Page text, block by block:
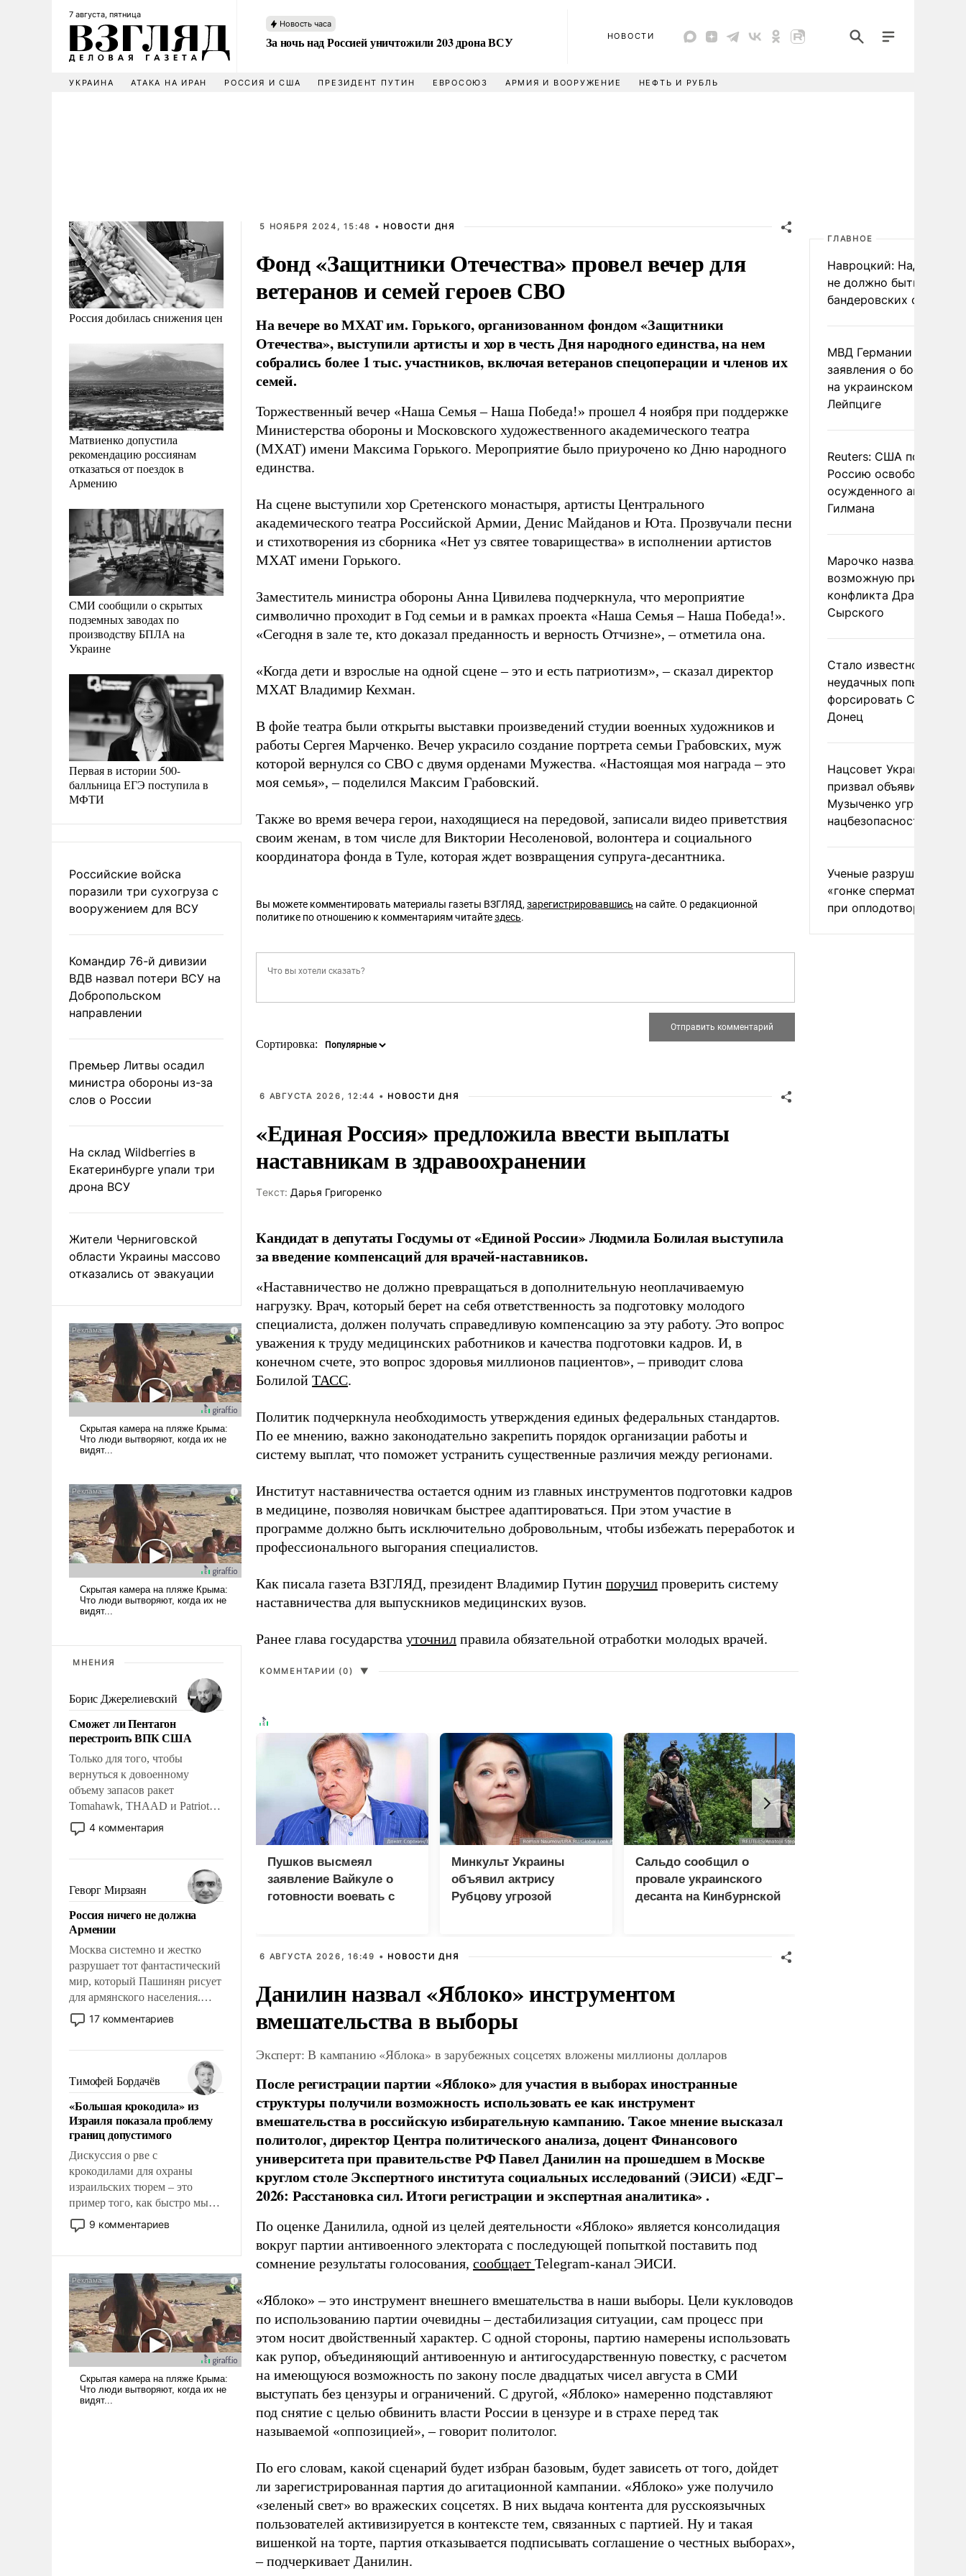
7 августа, пятница
Новость часа
За ночь над Россией уничтожили 203 дрона ВСУ НОВОСТИ
УКРАИНА АТАКА НА ИРАН РОССИЯ И США ПРЕЗИДЕНТ ПУТИН ЕВРОСОЮЗ АРМИЯ И ВООРУЖЕНИЕ НЕФТЬ И РУБЛЬ
Россия добилась снижения цен
Матвиенко допустила
рекомендацию россиянам
отказаться от поездок в
Армению
СМИ сообщили о скрытых
подземных заводах по
производству БПЛА на
Украине
Первая в истории 500-
балльница ЕГЭ поступила в
МФТИ
Российские войска
поразили три сухогруза с
вооружением для ВСУ
Командир 76-й дивизии
ВДВ назвал потери ВСУ на
Добропольском
направлении
Премьер Литвы осадил
министра обороны из-за
слов о России
На склад Wildberries в
Екатеринбурге упали три
дрона ВСУ
Жители Черниговской
области Украины массово
отказались от эвакуации
МНЕНИЯ
Борис Джерелиевский
Сможет ли Пентагон
перестроить ВПК США
Только для того, чтобы
вернуться к довоенному
объему запасов ракет
Tomahawk, THAAD и Patriot
США потребуется более трех
лет. Даже небольшая война с
Сложившаяся ситуация
означает многолетний период
уязвимости США, например,
перед Китаем.
4 комментария
Геворг Мирзаян
Россия ничего не должна
Армении
Москва системно и жестко
разрушает тот фантастический
мир, который Пашинян рисует
для армянского населения.
Мир, где политические
прожекты будут безусловно
налогоплательщиков и где
Еревану за свои поступки не
нужно отвечать.
17 комментариев
Тимофей Бордачёв
«Большая крокодила» из
Израиля показала проблему
границ допустимого
Дискуссия о рве с
крокодилами для охраны
израильских тюрем – это
пример того, как быстро мы
двигаемся по пути
революционных изменений.
псевдонаучной фантастики,
стало всерьез обсуждаемой
идеей.
9 комментариев
5 НОЯБРЯ 2024, 15:48 • НОВОСТИ ДНЯ
Фонд «Защитники Отечества» провел вечер для
ветеранов и семей героев СВО
На вечере во МХАТ им. Горького, организованном фондом «Защитники
Отечества», выступили артисты и хор в честь Дня народного единства, на нем
собрались более 1 тыс. участников, включая ветеранов спецоперации и членов их
семей.
Торжественный вечер «Наша Семья – Наша Победа!» прошел 4 ноября при поддержке
Министерства обороны и Московского художественного академического театра
(МХАТ) имени Максима Горького. Мероприятие было приурочено ко Дню народного
единства.
На сцене выступили хор Сретенского монастыря, артисты Центрального
академического театра Российской Армии, Денис Майданов и Юта. Прозвучали песни
и стихотворения из сборника «Нет уз святее товарищества» в исполнении артистов
МХАТ имени Горького.
Заместитель министра обороны Анна Цивилева подчеркнула, что мероприятие
символично проходит в Год семьи и в рамках проекта «Наша Семья – Наша Победа!».
«Сегодня в зале те, кто доказал преданность и верность Отчизне», – отметила она.
«Когда дети и взрослые на одной сцене – это и есть патриотизм», – сказал директор
МХАТ Владимир Кехман.
В фойе театра были открыты выставки произведений студии военных художников и
работы Сергея Марченко. Вечер украсило создание портрета семьи Грабовских, муж
которой вернулся со СВО с двумя орденами Мужества. «Настоящая моя награда – это
моя семья», – поделился Максим Грабовский.
Также во время вечера герои, находящиеся на передовой, записали видео приветствия
своим женам, в том числе для Виктории Несоленовой, волонтера и социального
координатора фонда в Туле, которая ждет возвращения супруга-десантника.
Вы можете комментировать материалы газеты ВЗГЛЯД, зарегистрировавшись на сайте. О редакционной
политике по отношению к комментариям читайтездесь.
Сортировка:
6 АВГУСТА 2026, 12:44 • НОВОСТИ ДНЯ
«Единая Россия» предложила ввести выплаты
наставникам в здравоохранении
Tекст: Дарья Григоренко
Кандидат в депутаты Госдумы от «Единой России» Людмила Болилая выступила
за введение компенсаций для врачей-наставников.
«Наставничество не должно превращаться в дополнительную неоплачиваемую
нагрузку. Врач, который берет на себя ответственность за подготовку молодого
специалиста, должен получать справедливую компенсацию за эту работу. Это вопрос
уважения к труду медицинских работников и качества подготовки кадров. И, в
конечном счете, это вопрос здоровья миллионов пациентов», – приводит слова
Болилой ТАСС.
Политик подчеркнула необходимость утверждения единых федеральных стандартов.
По ее мнению, важно законодательно закрепить порядок организации работы и
систему выплат, что поможет устранить существенные различия между регионами.
Институт наставничества остается одним из главных инструментов подготовки кадров
в медицине, позволяя новичкам быстрее адаптироваться. При этом участие в
программе должно быть исключительно добровольным, чтобы избежать переработок и
профессионального выгорания специалистов.
Как писала газета ВЗГЛЯД, президент Владимир Путин поручил проверить систему
наставничества для выпускников медицинских вузов.
Ранее глава государства уточнил правила обязательной отработки молодых врачей.
КОММЕНТАРИИ (0) ▼
Пушков высмеял
заявление Вайкуле о
готовности воевать с
Минкульт Украины
объявил актрису
Рубцову угрозой
Сальдо сообщил о
провале украинского
десанта на Кинбурнской
6 АВГУСТА 2026, 16:49 • НОВОСТИ ДНЯ
Данилин назвал «Яблоко» инструментом
вмешательства в выборы
Эксперт: В кампанию «Яблока» в зарубежных соцсетях вложены миллионы долларов
После регистрации партии «Яблоко» для участия в выборах иностранные
структуры получили возможность использовать ее как инструмент
вмешательства в российскую избирательную кампанию. Такое мнение высказал
политолог, директор Центра политического анализа, доцент Финансового
университета при правительстве РФ Павел Данилин на прошедшем в Москве
круглом столе Экспертного института социальных исследований (ЭИСИ) «ЕДГ–
2026: Расстановка сил. Итоги регистрации и экспертная аналитика» .
По оценке Данилила, одной из целей деятельности «Яблоко» является консолидация
вокруг партии антивоенного электората с последующей попыткой поставить под
сомнение результаты голосования, сообщает Telegram-канал ЭИСИ.
«Яблоко» – это инструмент внешнего вмешательства в наши выборы. Цели кукловодов
по использованию партии очевидны – дестабилизация ситуации, сам процесс при
этом носит двойственный характер. С одной стороны, партию намерены использовать
как рупор, объединяющий антивоенную и антигосударственную повестку, с расчетом
на имеющуюся возможность по закону после двадцатых чисел августа в СМИ
выступать без цензуры и ограничений. С другой, «Яблоко» намеренно подставляют
под снятие с целью обвинить власти России в цензуре и в страхе перед так
называемой «оппозицией», – говорит политолог.
По его словам, какой сценарий будет избран базовым, будет зависеть от того, дойдет
ли зарегистрированная партия до агитационной кампании. «Яблоко» уже получило
«зеленый свет» во вражеских соцсетях. В них выдача контента для русскоязычных
пользователей активизируется в контексте тем, связанных с партией. Ну и такая
вишенкой на торте, партия отказывается подписывать соглашение о честных выборах»,
– подчеркивает Данилин.
ГЛАВНОЕ
Навроцкий: Над
не должно быть
бандеровских флагов
МВД Германии отвергло
заявления о
на украинском
Лейпциге
Reuters: США
Россию освободить
осужденного
Гилмана
Марочко назвал
возможную причину
конфликта Драпатого и
Сырского
Стало известно о
неудачных попытках
форсировать
Донец
Нацсовет Украины по
призвал объявить
Музыченко угрозой
нацбезопасности
Ученые разрушили миф
«гонке
при оплодотворении